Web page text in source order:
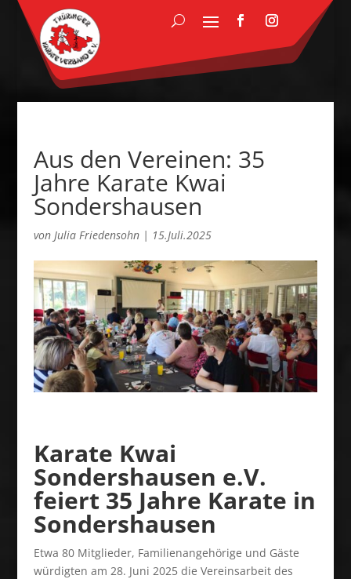
Aus den Vereinen: 35
Jahre Karate Kwai
Sondershausen
von Julia Friedensohn| 15.Juli.2025
Karate Kwai
Sondershausen e.V.
feiert 35 Jahre Karate in
Sondershausen
Etwa 80 Mitglieder, Familienangehörige und Gäste
würdigten am 28. Juni 2025 die Vereinsarbeit des